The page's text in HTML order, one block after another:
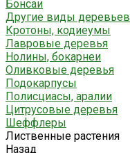
Бонсаи
Другие виды деревьев
Кротоны, кодиеумы
Лавровые деревья
Нолины, бокарнеи
Оливковые деревья
Подокарпусы
Полисциасы, аралии
Цитрусовые деревья
Шеффлеры
Лиственные растения
Назад